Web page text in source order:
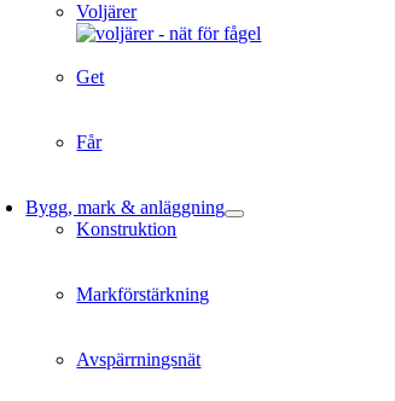
Voljärer
Get
Får
Bygg, mark & anläggning
Konstruktion
Markförstärkning
Avspärrningsnät